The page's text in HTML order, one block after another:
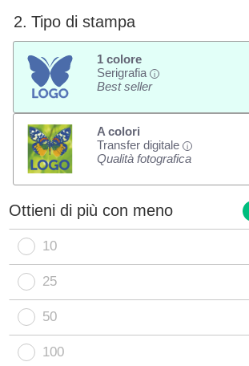
2. Tipo di stampa
1 colore
Serigrafia
i
Best seller
A colori
Transfer digitale
i
Qualità fotografica
Ottieni di più con meno
10
25
50
100